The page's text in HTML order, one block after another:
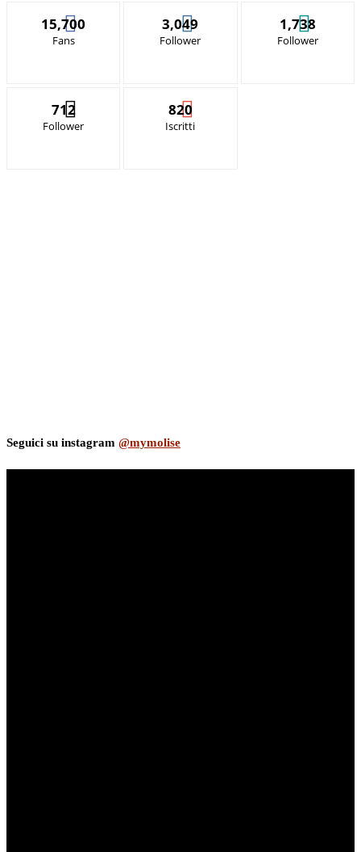
15,700
Fans
3,049
Follower
1,738
Follower
712
Follower
820
Iscritti
Seguici su instagram @mymolise